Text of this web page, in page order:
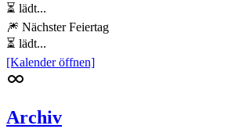
⏳ lädt...
🎆 Nächster Feiertag
⏳ lädt...
[Kalender öffnen]
Archiv